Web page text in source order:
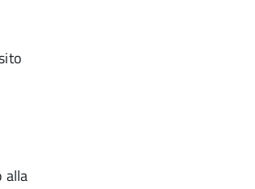
alla